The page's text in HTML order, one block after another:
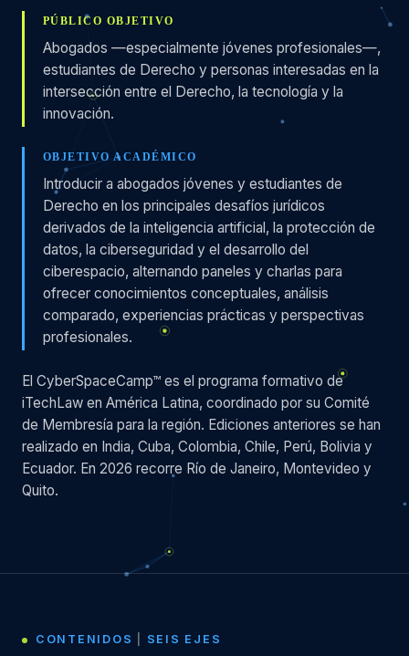
PÚBLICO OBJETIVO
Abogados —especialmente jóvenes profesionales—,
estudiantes de Derecho y personas interesadas en la
intersección entre el Derecho, la tecnología y la
innovación.
OBJETIVO ACADÉMICO
Introducir a abogados jóvenes y estudiantes de
Derecho en los principales desafíos jurídicos
derivados de la inteligencia artificial, la protección de
datos, la ciberseguridad y el desarrollo del
ciberespacio, alternando paneles y charlas para
ofrecer conocimientos conceptuales, análisis
comparado, experiencias prácticas y perspectivas
profesionales.
El CyberSpaceCamp™ es el programa formativo de
iTechLaw en América Latina, coordinado por su Comité
de Membresía para la región. Ediciones anteriores se han
realizado en India, Cuba, Colombia, Chile, Perú, Bolivia y
Ecuador. En 2026 recorre Río de Janeiro, Montevideo y
Quito.
CONTENIDOS SEIS EJES